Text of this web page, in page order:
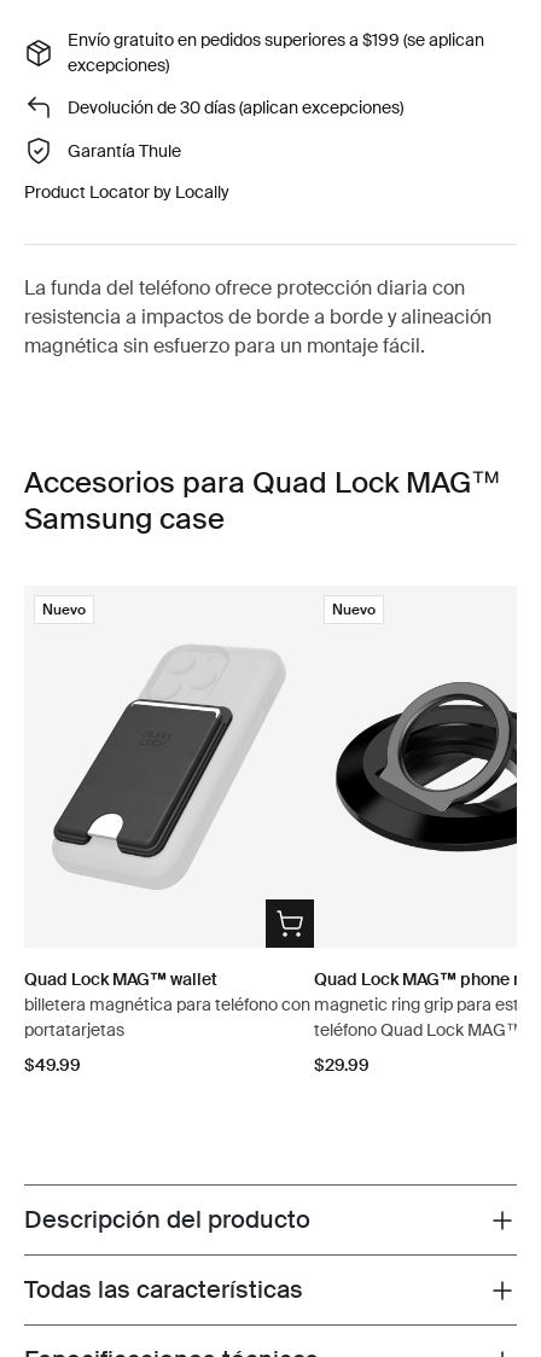
Envío gratuito en pedidos superiores a $199 (se aplican
excepciones)
Devolución de 30 días (aplican excepciones)
Garantía Thule
Product Locator by Locally
La funda del teléfono ofrece protección diaria con
resistencia a impactos de borde a borde y alineación
magnética sin esfuerzo para un montaje fácil.
Accesorios para Quad Lock MAG™
Samsung case
Nuevo
Quad Lock MAG™ wallet
billetera magnética para teléfono con
portatarjetas
$49.99
Nuevo
Quad Lock MAG™ phone
magnetic ring grip para
teléfono Quad Lock MAG™
$29.99
Toggle overview
Descripción del producto
Toggle features
Todas las características